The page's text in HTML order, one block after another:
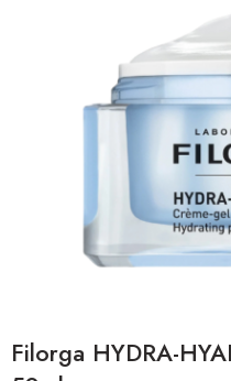
Filorga HYDRA-